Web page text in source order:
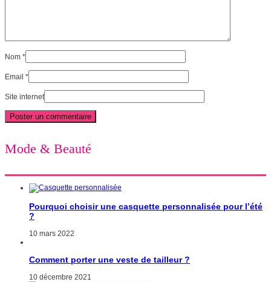
Nom *
Email *
Site internet
Mode & Beauté
Pourquoi choisir une casquette personnalisée pour l’été
?
10 mars 2022
Comment porter une veste de tailleur ?
10 décembre 2021